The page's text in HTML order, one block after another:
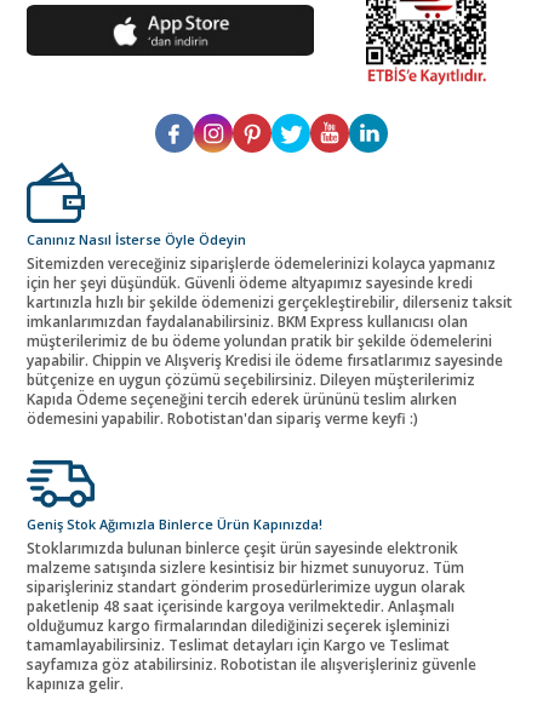
Canınız Nasıl İsterse Öyle Ödeyin
Sitemizden vereceğiniz siparişlerde ödemelerinizi kolayca yapmanız
için her şeyi düşündük. Güvenli ödeme altyapımız sayesinde kredi
kartınızla hızlı bir şekilde ödemenizi gerçekleştirebilir, dilerseniz taksit
imkanlarımızdan faydalanabilirsiniz. BKM Express kullanıcısı olan
müşterilerimiz de bu ödeme yolundan pratik bir şekilde ödemelerini
yapabilir. Chippin ve Alışveriş Kredisi ile ödeme fırsatlarımız sayesinde
bütçenize en uygun çözümü seçebilirsiniz. Dileyen müşterilerimiz
Kapıda Ödeme seçeneğini tercih ederek ürününü teslim alırken
ödemesini yapabilir. Robotistan'dan sipariş verme keyfi :)
Geniş Stok Ağımızla Binlerce Ürün Kapınızda!
Stoklarımızda bulunan binlerce çeşit ürün sayesinde elektronik
malzeme satışında sizlere kesintisiz bir hizmet sunuyoruz. Tüm
siparişleriniz standart gönderim prosedürlerimize uygun olarak
paketlenip 48 saat içerisinde kargoya verilmektedir. Anlaşmalı
olduğumuz kargo firmalarından dilediğinizi seçerek işleminizi
tamamlayabilirsiniz. Teslimat detayları için Kargo ve Teslimat
sayfamıza göz atabilirsiniz. Robotistan ile alışverişleriniz güvenle
kapınıza gelir.